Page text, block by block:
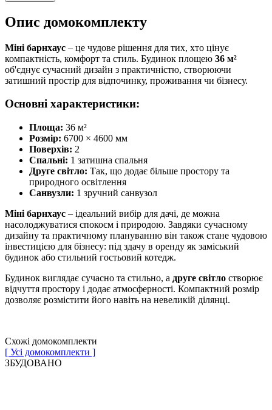
Опис домокомплекту
Міні барнхаус – це чудове рішення для тих, хто цінує
компактність, комфорт та стиль. Будинок площею 36 м²
об'єднує сучасний дизайн з практичністю, створюючи
затишний простір для відпочинку, проживання чи бізнесу.
Основні характеристики:
Площа: 36 м²
Розмір: 6700 × 4600 мм
Поверхів: 2
Спальні: 1 затишна спальня
Друге світло: Так, що додає більше простору та
природного освітлення
Санвузли: 1 зручний санвузол
Міні барнхаус – ідеальний вибір для дачі, де можна
насолоджуватися спокоєм і природою. Завдяки сучасному
дизайну та практичному плануванню він також стане чудовою
інвестицією для бізнесу: під здачу в оренду як заміський
будинок або стильний гостьовий котедж.
Будинок виглядає сучасно та стильно, а друге світло створює
відчуття простору і додає атмосферності. Компактний розмір
дозволяє розмістити його навіть на невеликій ділянці.
Схожі домокомплекти
[ Усі домокомплекти ]
ЗБУДОВАНО